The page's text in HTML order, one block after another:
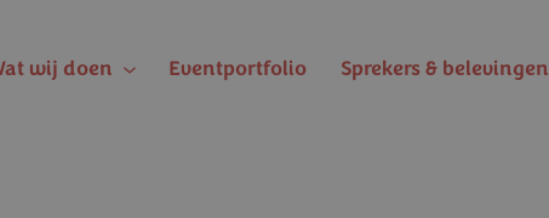
wij doen Eventportfolio Sprekers & belevingen